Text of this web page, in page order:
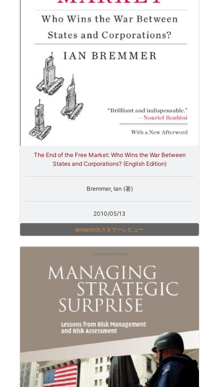
The End of the Free Market: Who Wins the War Between
States and Corporations? (English Edition)
Bremmer, Ian (著)
2010/05/13
amazonカスタマーレビュー